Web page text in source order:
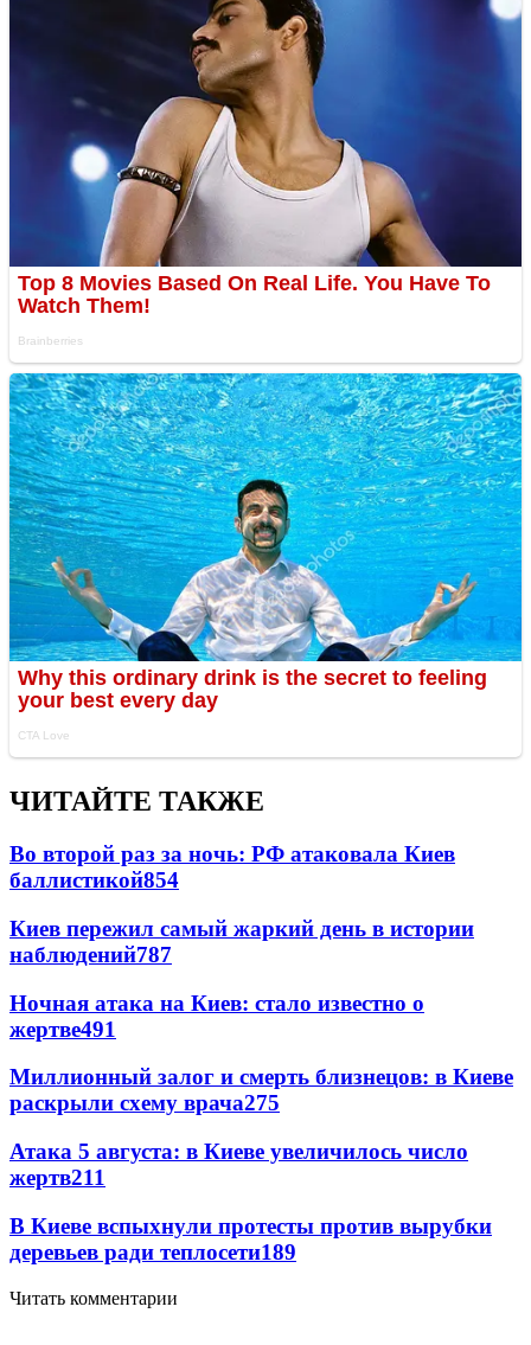
ЧИТАЙТЕ ТАКЖЕ
Во второй раз за ночь: РФ атаковала Киев
баллистикой854
Киев пережил самый жаркий день в истории
наблюдений787
Ночная атака на Киев: стало известно о
жертве491
Миллионный залог и смерть близнецов: в Киеве
раскрыли схему врача275
Атака 5 августа: в Киеве увеличилось число
жертв211
В Киеве вспыхнули протесты против вырубки
деревьев ради теплосети189
Читать комментарии